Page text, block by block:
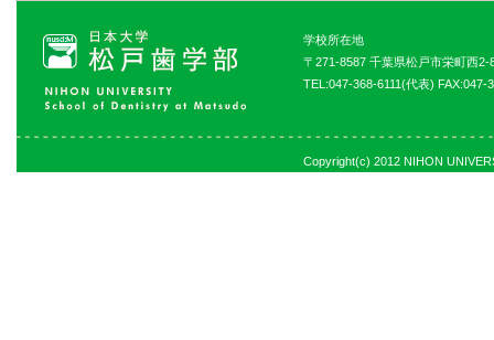
学校所在地
〒271-8587 千葉県松戸市栄町西2-
TEL:047-368-6111(代表) FAX:047-
Copyright(c) 2012 NIHON